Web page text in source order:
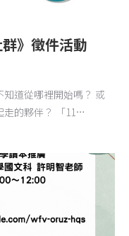
》徵件活動
道從哪裡開始嗎？ 或
走的夥伴？ 「11…